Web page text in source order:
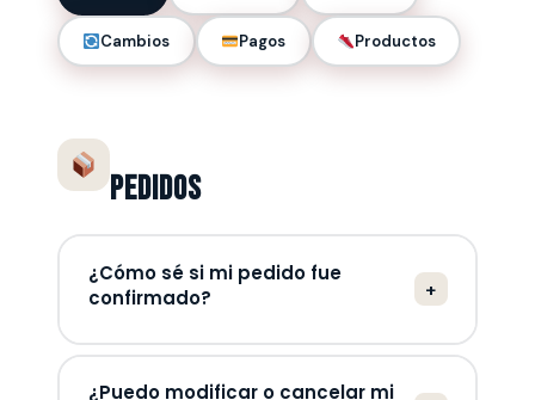
Cambios Pagos Productos
Pedidos
¿Cómo sé si mi pedido fue
confirmado?
+
Recibirás un correo de confirmación a la
dirección que registraste durante la compra.
¿Puedo modificar o cancelar mi